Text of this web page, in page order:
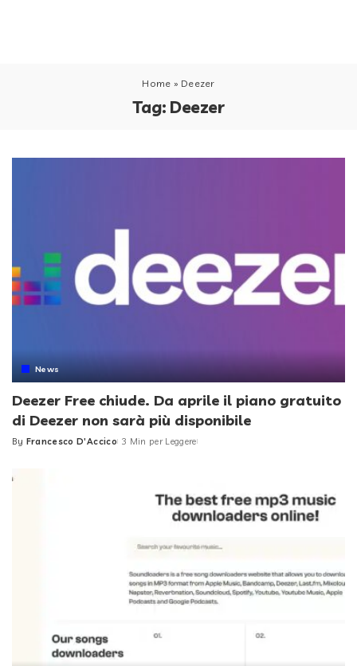
Home » Deezer
Tag: Deezer
News
Deezer Free chiude. Da aprile il piano gratuito
di Deezer non sarà più disponibile
Posted
By Francesco D'Accico 3 Min per Leggere